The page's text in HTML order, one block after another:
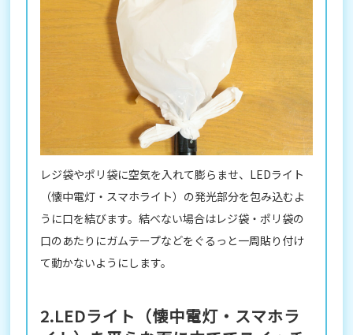
レジ袋やポリ袋に空気を入れて膨らませ、LEDライト
（懐中電灯・スマホライト）の発光部分を包み込むよ
うに口を結びます。結べない場合はレジ袋・ポリ袋の
口のあたりにガムテープなどをぐるっと一周貼り付け
て動かないようにします。
2.LEDライト（懐中電灯・スマホラ